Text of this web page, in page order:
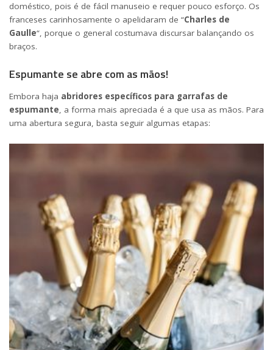
doméstico, pois é de fácil manuseio e requer pouco esforço. Os
franceses carinhosamente o apelidaram de “Charles de
Gaulle“, porque o general costumava discursar balançando os
braços.
Espumante se abre com as mãos!
Embora haja abridores específicos para garrafas de
espumante, a forma mais apreciada é a que usa as mãos. Para
uma abertura segura, basta seguir algumas etapas: